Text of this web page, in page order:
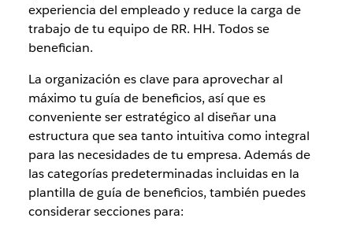
experiencia del empleado y reduce la carga de
trabajo de tu equipo de RR. HH. Todos se
benefician.
La organización es clave para aprovechar al
máximo tu guía de beneficios, así que es
conveniente ser estratégico al diseñar una
estructura que sea tanto intuitiva como integral
para las necesidades de tu empresa. Además de
las categorías predeterminadas incluidas en la
plantilla de guía de beneficios, también puedes
considerar secciones para: